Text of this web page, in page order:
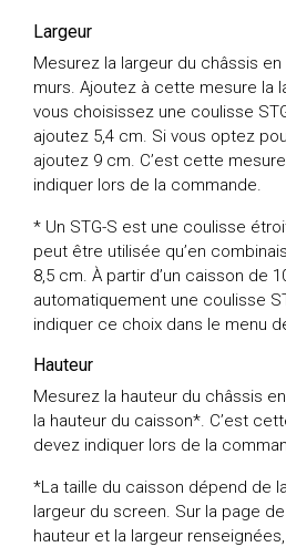
Largeur
Mesurez la largeur du châssis
murs. Ajoutez à cette mesure la
vous choisissez une coulisse
ajoutez 5,4 cm. Si vous optez
ajoutez 9 cm. C’est cette
indiquer lors de la commande.
* Un STG-S est une coulisse
peut être utilisée qu’en
8,5 cm. À partir d’un caisson de
automatiquement une coulisse
indiquer ce choix dans le menu
Hauteur
Mesurez la hauteur du châssis
la hauteur du caisson*. C’est
devez indiquer lors de la
*La taille du caisson dépend de
largeur du screen. Sur la page
hauteur et la largeur